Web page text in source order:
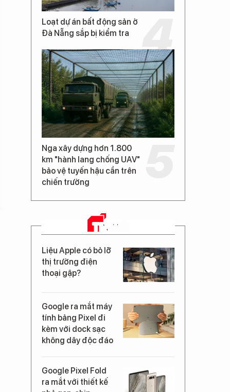
Loạt dự án bất động sản ở
Đà Nẵng sắp bị kiểm tra
Nga xây dựng hơn 1.800
km "hành lang chống UAV"
bảo vệ tuyến hậu cần trên
chiến trường
TIN MỚI
Liệu Apple có bỏ lỡ
thị trường điện
thoại gập?
Google ra mắt máy
tính bảng Pixel đi
kèm với dock sạc
không dây độc đáo
Google Pixel Fold
ra mắt với thiết kế